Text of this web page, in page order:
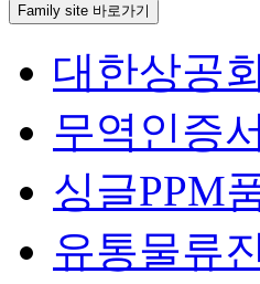
Family site 바로가기
대한상공
무역인증
싱글PPM
유통물류